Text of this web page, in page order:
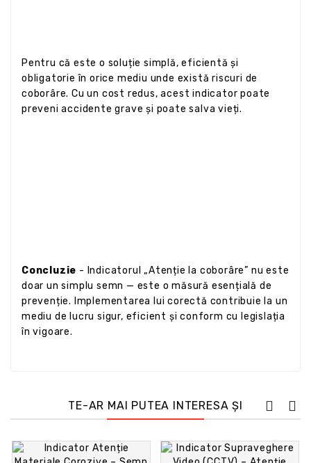
Pentru că este o soluție simplă, eficientă și
obligatorie în orice mediu unde există riscuri de
coborâre. Cu un cost redus, acest indicator poate
preveni accidente grave și poate salva vieți.
Concluzie - Indicatorul „Atenție la coborâre” nu este
doar un simplu semn — este o măsură esențială de
prevenție. Implementarea lui corectă contribuie la un
mediu de lucru sigur, eficient și conform cu legislația
în vigoare.
TE-AR MAI PUTEA INTERESA ȘI